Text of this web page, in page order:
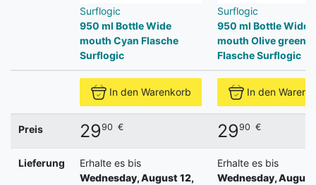
Surflogic
950 ml Bottle Wide
mouth Cyan Flasche
Surflogic
Surflogic
950 ml Bottle Wide
mouth Olive green
Flasche Surflogic
In den Warenkorb In den
Preis 2990 € 2990 €
Lieferung
Erhalte es bis
Wednesday, August 12,
Erhalte es bis
Wednesday, August